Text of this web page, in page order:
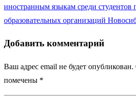
иностранным языкам среди студентов
образовательных организаций
Добавить комментарий
Ваш адрес email не будет опубликован.
помечены *